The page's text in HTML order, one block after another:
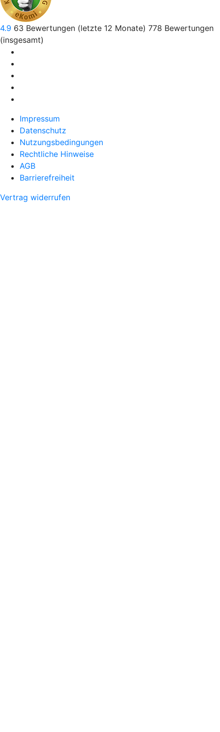
4.9 63 Bewertungen (letzte 12 Monate) 778 Bewertungen
(insgesamt)
Impressum
Datenschutz
Nutzungsbedingungen
Rechtliche Hinweise
AGB
Barrierefreiheit
Vertrag widerrufen